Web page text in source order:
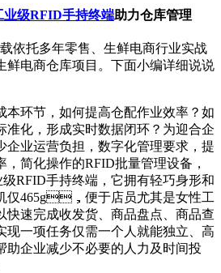
级RFID手持终端助力仓库管理
依托多年零售、生鲜电商行业实战
电商仓库项目。下面小编详细说说
节，如何提高仓配作业效率？如
化，形成实时数据闭环？为迎合企
企业运营负担，数字化管理要求，提
简化操作的RFID批量管理设备，
RFID手持终端，它拥有轻巧身形和
它整机仅465g，便于店员尤其是女性工
速完成收发货、商品盘点、商品查
现一项任务仅需一个人就能独立、高
效帮助企业减少不必要的人力及时间投